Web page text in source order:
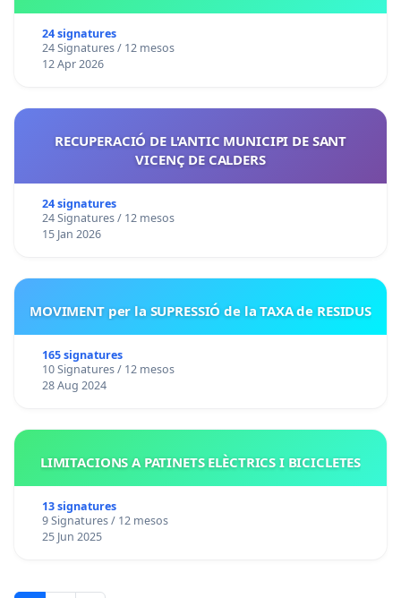
24 signatures
24 Signatures / 12 mesos
12 Apr 2026
RECUPERACIÓ DE L'ANTIC MUNICIPI DE SANT
VICENÇ DE CALDERS
24 signatures
24 Signatures / 12 mesos
15 Jan 2026
MOVIMENT per la SUPRESSIÓ de la TAXA de RESIDUS
165 signatures
10 Signatures / 12 mesos
28 Aug 2024
LIMITACIONS A PATINETS ELÈCTRICS I BICICLETES
13 signatures
9 Signatures / 12 mesos
25 Jun 2025